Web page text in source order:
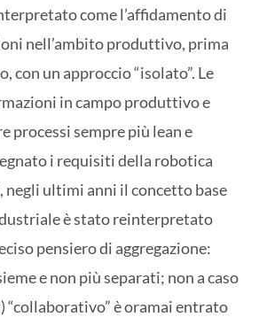
come l’affidamento di
nell’ambito produttivo, prima
con un approccio “isolato”. Le
in campo produttivo e
processi sempre più lean e
i requisiti della robotica
ultimi anni il concetto base
è stato reinterpretato
pensiero di aggregazione:
e non più separati; non a caso
“collaborativo” è oramai entrato